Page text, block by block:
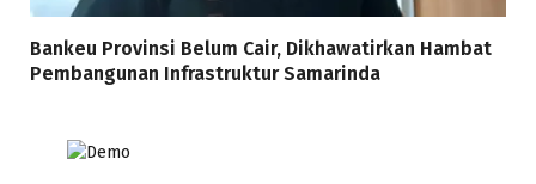
Bankeu Provinsi Belum Cair, Dikhawatirkan Hambat
Pembangunan Infrastruktur Samarinda